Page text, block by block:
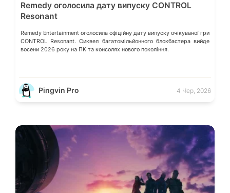
Remedy оголосила дату випуску CONTROL
Resonant
Remedy Entertainment оголосила офіційну дату випуску очікуваної гри
CONTROL Resonant. Сиквел багатомільйонного блокбастера вийде
восени 2026 року на ПК та консолях нового покоління.
Pingvin Pro 4 Чер, 2026